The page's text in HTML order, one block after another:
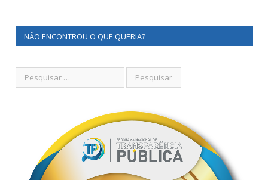
NÃO ENCONTROU O QUE QUERIA?